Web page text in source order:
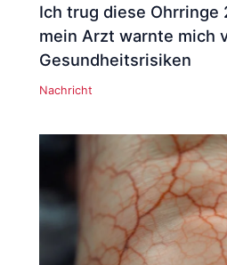
Ich trug diese Ohrringe
mein Arzt warnte mich
Gesundheitsrisiken
Nachricht